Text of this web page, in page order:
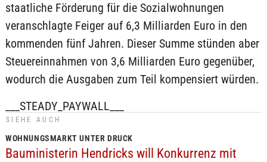
staatliche Förderung für die Sozialwohnungen
veranschlagte Feiger auf 6,3 Milliarden Euro in den
kommenden fünf Jahren. Dieser Summe stünden aber
Steuereinnahmen von 3,6 Milliarden Euro gegenüber,
wodurch die Ausgaben zum Teil kompensiert würden.
___STEADY_PAYWALL___
SIEHE AUCH
WOHNUNGSMARKT UNTER DRUCK
Bauministerin Hendricks will Konkurrenz mit